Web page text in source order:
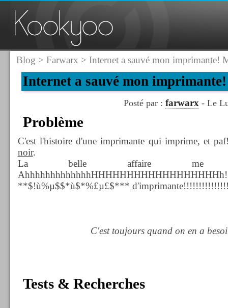
Blog > Farwarx > Internet a sauvé mon imprimante!
Internet a sauvé mon
Posté par : farwarx- Le
Problème
C'est l'histoire d'une imprimante qui imprime, et
noir.
La belle affaire me
**$!ù%µ$$*ù$*%£µ£$***
C'est toujours quand on en a
Tests & Recherches